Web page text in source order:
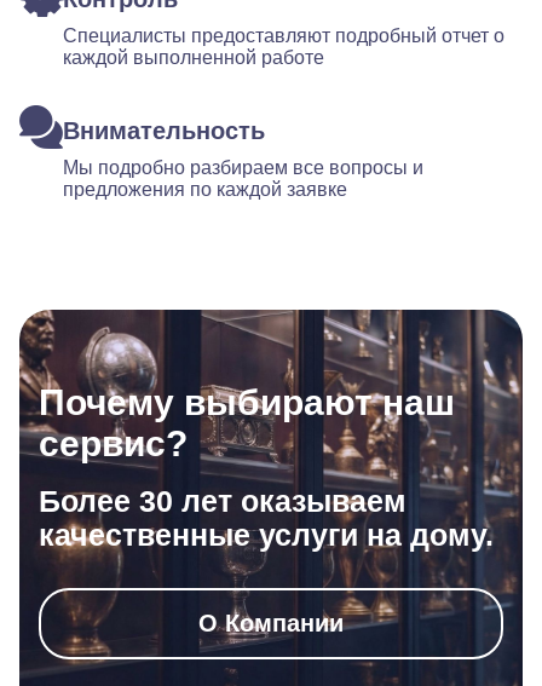
Специалисты предоставляют подробный отчет о
каждой выполненной работе
Внимательность
Мы подробно разбираем все вопросы и
предложения по каждой заявке
Почему выбирают наш
сервис?
Более 30 лет оказываем
качественные услуги на дому.
О Компании